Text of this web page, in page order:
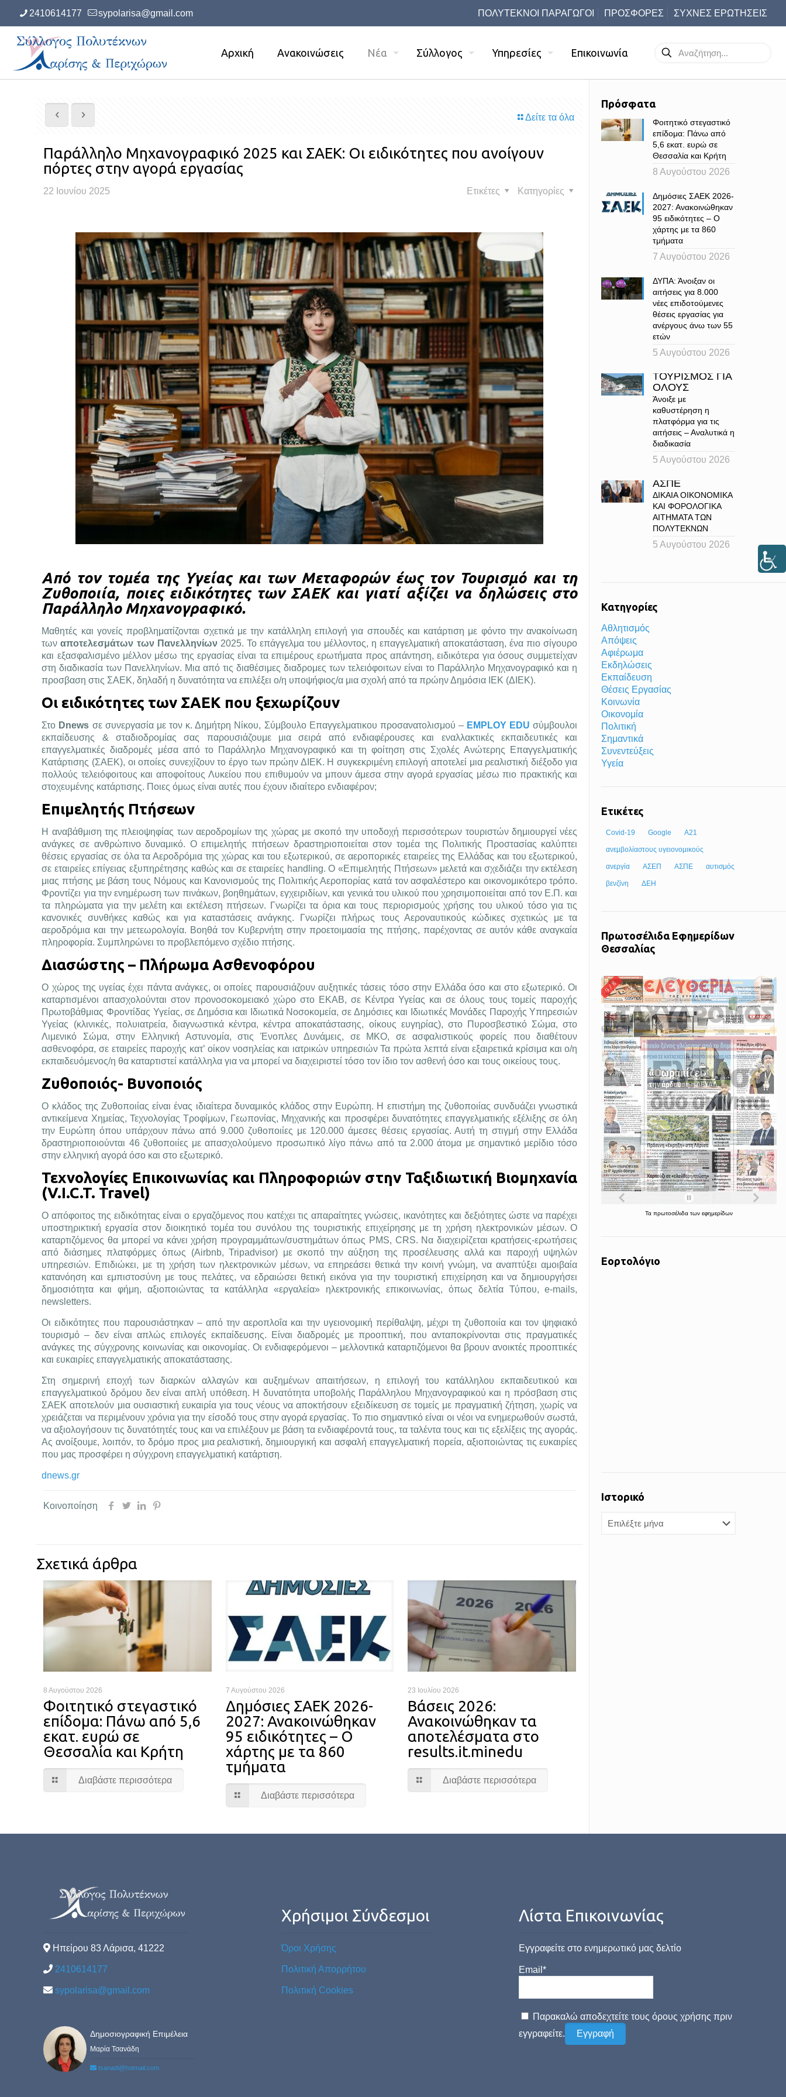
2410614177 sypolarisa@gmail.com ΠΟΛΥΤΕΚΝΟΙ ΠΑΡΑΓΩΓΟΙ ΠΡΟΣΦΟΡΕΣ ΣΥΧΝΕΣ ΕΡΩΤΗΣΕΙΣ
Αρχική Ανακοινώσεις Νέα Σύλλογος Υπηρεσίες Επικοινωνία
Δείτε τα όλα
Παράλληλο Μηχανογραφικό 2025 και ΣΑΕΚ: Οι ειδικότητες που ανοίγουν
πόρτες στην αγορά εργασίας
22 Ιουνίου 2025 Κατηγορίες
Ετικέτες
Από τον τομέα της Υγείας και των Μεταφορών έως τον Τουρισμό και τη
Ζυθοποιία, ποιες ειδικότητες των ΣΑΕΚ και γιατί αξίζει να δηλώσεις στο
Παράλληλο Μηχανογραφικό.
Μαθητές και γονείς προβληματίζονται σχετικά με την κατάλληλη επιλογή για σπουδές και κατάρτιση με φόντο την ανακοίνωση
τωναποτελεσμάτων των Πανελληνίων 2025. Το επάγγελμα του μέλλοντος, η επαγγελματική αποκατάσταση, ένα πιο σίγουρο
και εξασφαλισμένο μέλλον μέσω της εργασίας είναι τα επιμέρους ερωτήματα προς απάντηση, ειδικότερα για όσους συμμετείχαν
στη διαδικασία των Πανελληνίων. Μια από τις διαθέσιμες διαδρομες των τελειόφοιτων είναι το Παράλληλο Μηχανογραφικό και η
προσβαση στις ΣΑΕΚ, δηλαδή η δυνατότητα να επιλέξει ο/η υποψήφιος/α μια σχολή από τα πρώην Δημόσια ΙΕΚ (ΔΙΕΚ).
Οι ειδικότητες των ΣΑΕΚ που ξεχωρίζουν
Στο Dnews σε συνεργασία με τον κ. Δημήτρη Νίκου, Σύμβουλο Επαγγελματικου προσανατολισμού – EMPLOY EDU σύμβουλοι
εκπαίδευσης & σταδιοδρομίας σας παρουσιάζουμε μια σειρά από ενδιαφέρουσες και εναλλακτικές εκπαιδευτικές και
επαγγελματικές διαδρομές μέσα από το Παράλληλο Μηχανογραφικό και τη φοίτηση στις Σχολές Ανώτερης Επαγγελματικής
Κατάρτισης (ΣΑΕΚ), οι οποίες συνεχίζουν το έργο των πρώην ΔΙΕΚ. Η συγκεκριμένη επιλογή αποτελεί μια ρεαλιστική διέξοδο για
πολλούς τελειόφοιτους και αποφοίτους Λυκείου που επιθυμούν να μπουν άμεσα στην αγορά εργασίας μέσω πιο πρακτικής και
στοχευμένης κατάρτισης. Ποιες όμως είναι αυτές που έχουν ιδιαίτερο ενδιαφέρον;
Επιμελητής Πτήσεων
Η αναβάθμιση της πλειοψηφίας των αεροδρομίων της χώρας με σκοπό την υποδοχή περισσότερων τουριστών δημιουργεί νέες
ανάγκες σε ανθρώπινο δυναμικό. Ο επιμελητής πτήσεων δραστηριοποιείται στον τομέα της Πολιτικής Προστασίας καλύπτει
θέσεις εργασίας σε όλα τα Αεροδρόμια της χώρας και του εξωτερικού, σε αεροπορικές εταιρείες της Ελλάδας και του εξωτερικού,
σε εταιρείες επίγειας εξυπηρέτησης καθώς και σε εταιρείες handling. O «Επιμελητής Πτήσεων» μελετά και σχεδιάζει την εκτέλεση
μιας πτήσης με βάση τους Νόμους και Κανονισμούς της Πολιτικής Αεροπορίας κατά τον ασφαλέστερο και οικονομικότερο τρόπο.
Φροντίζει για την ενημέρωση των πινάκων, βοηθημάτων, εγχειριδίων, και γενικά του υλικού που χρησιμοποιείται από τον Ε.Π. και
τα πληρώματα για την μελέτη και εκτέλεση πτήσεων. Γνωρίζει τα όρια και τους περιορισμούς χρήσης του υλικού τόσο για τις
κανονικές συνθήκες καθώς και για καταστάσεις ανάγκης. Γνωρίζει πλήρως τους Αεροναυτικούς κώδικες σχετικώς με τα
αεροδρόμια και την μετεωρολογία. Βοηθά τον Κυβερνήτη στην προετοιμασία της πτήσης, παρέχοντας σε αυτόν κάθε αναγκαία
πληροφορία. Συμπληρώνει το προβλεπόμενο σχέδιο πτήσης.
Διασώστης – Πλήρωμα Ασθενοφόρου
Ο χώρος της υγείας έχει πάντα ανάγκες, οι οποίες παρουσιάζουν αυξητικές τάσεις τόσο στην Ελλάδα όσο και στο εξωτερικό. Οι
καταρτισμένοι απασχολούνται στον προνοσοκομειακό χώρο στο ΕΚΑΒ, σε Κέντρα Υγείας και σε όλους τους τομείς παροχής
Πρωτοβάθμιας Φροντίδας Υγείας, σε Δημόσια και Ιδιωτικά Νοσοκομεία, σε Δημόσιες και Ιδιωτικές Μονάδες Παροχής Υπηρεσιών
Υγείας (κλινικές, πολυιατρεία, διαγνωστικά κέντρα, κέντρα αποκατάστασης, οίκους ευγηρίας), στο Πυροσβεστικό Σώμα, στο
Λιμενικό Σώμα, στην Ελληνική Αστυνομία, στις Ένοπλες Δυνάμεις, σε ΜΚΟ, σε ασφαλιστικούς φορείς που διαθέτουν
ασθενοφόρα, σε εταιρείες παροχής κατ’ οίκον νοσηλείας και ιατρικών υπηρεσιών Τα πρώτα λεπτά είναι εξαιρετικά κρίσιμα και ο/η
εκπαιδευόμενος/η θα καταρτιστεί κατάλληλα για να μπορεί να διαχειριστεί τόσο τον ίδιο τον ασθενή όσο και τους οικείους τους.
Ζυθοποιός- Βυνοποιός
Ο κλάδος της Ζυθοποιίας είναι ένας ιδιαίτερα δυναμικός κλάδος στην Ευρώπη. Η επιστήμη της ζυθοποιίας συνδυάζει γνωστικά
αντικείμενα Χημείας, Τεχνολογίας Τροφίμων, Γεωπονίας, Μηχανικής και προσφέρει δυνατότητες επαγγελματικής εξέλιξης σε όλη
την Ευρώπη όπου υπάρχουν πάνω από 9.000 ζυθοποιίες με 120.000 άμεσες θέσεις εργασίας. Αυτή τη στιγμή στην Ελλάδα
δραστηριοποιούνται 46 ζυθοποιίες με απασχολούμενο προσωπικό λίγο πάνω από τα 2.000 άτομα με σημαντικό μερίδιο τόσο
στην ελληνική αγορά όσο και στο εξωτερικό.
Τεχνολογίες Επικοινωνίας και Πληροφοριών στην Ταξιδιωτική Βιομηχανία
(V.I.C.T. Travel)
Ο απόφοιτος της ειδικότητας είναι ο εργαζόμενος που κατέχει τις απαραίτητες γνώσεις, ικανότητες και δεξιότητες ώστε να παρέχει
υποστηρικτική εργασία στον διοικητικό τομέα του συνόλου της τουριστικής επιχείρησης με τη χρήση ηλεκτρονικών μέσων. Ο
καταρτιζόμενος θα μπορεί να κάνει χρήση προγραμμάτων/συστημάτων όπως PMS, CRS. Να διαχειρίζεται κρατήσεις-ερωτήσεις
από διάσημες πλατφόρμες όπως (Airbnb, Tripadvisor) με σκοπό την αύξηση της προσέλευσης αλλά και παροχή υψηλών
υπηρεσιών. Επιδιώκει, με τη χρήση των ηλεκτρονικών μέσων, να επηρεάσει θετικά την κοινή γνώμη, να αναπτύξει αμοιβαία
κατανόηση και εμπιστοσύνη με τους πελάτες, να εδραιώσει θετική εικόνα για την τουριστική επιχείρηση και να δημιουργήσει
δημοσιότητα και φήμη, αξιοποιώντας τα κατάλληλα «εργαλεία» ηλεκτρονικής επικοινωνίας, όπως δελτία Τύπου, e-mails,
newsletters.
Οι ειδικότητες που παρουσιάστηκαν – από την αεροπλοΐα και την υγειονομική περίθαλψη, μέχρι τη ζυθοποιία και τον ψηφιακό
τουρισμό – δεν είναι απλώς επιλογές εκπαίδευσης. Είναι διαδρομές με προοπτική, που ανταποκρίνονται στις πραγματικές
ανάγκες της σύγχρονης κοινωνίας και οικονομίας. Οι ενδιαφερόμενοι – μελλοντικά καταρτιζόμενοι θα βρουν ανοικτές προοπτικές
και ευκαιρίες επαγγελματικής αποκατάστασης.
Στη σημερινή εποχή των διαρκών αλλαγών και αυξημένων απαιτήσεων, η επιλογή του κατάλληλου εκπαιδευτικού και
επαγγελματικού δρόμου δεν είναι απλή υπόθεση. Η δυνατότητα υποβολής Παράλληλου Μηχανογραφικού και η πρόσβαση στις
ΣΑΕΚ αποτελούν μια ουσιαστική ευκαιρία για τους νέους να αποκτήσουν εξειδίκευση σε τομείς με πραγματική ζήτηση, χωρίς να
χρειάζεται να περιμένουν χρόνια για την είσοδό τους στην αγορά εργασίας. Το πιο σημαντικό είναι οι νέοι να ενημερωθούν σωστά,
να αξιολογήσουν τις δυνατότητές τους και να επιλέξουν με βάση τα ενδιαφέροντά τους, τα ταλέντα τους και τις εξελίξεις της αγοράς.
Ας ανοίξουμε, λοιπόν, το δρόμο προς μια ρεαλιστική, δημιουργική και ασφαλή επαγγελματική πορεία, αξιοποιώντας τις ευκαιρίες
που μας προσφέρει η σύγχρονη επαγγελματική κατάρτιση.
dnews.gr
Κοινοποίηση
Σχετικά άρθρα
8 Αυγούστου 2026
Φοιτητικό στεγαστικό
επίδομα: Πάνω από 5,6
εκατ. ευρώ σε
Θεσσαλία και Κρήτη
Διαβάστε περισσότερα
7 Αυγούστου 2026
Δημόσιες ΣΑΕΚ 2026-
2027: Ανακοινώθηκαν
95 ειδικότητες – Ο
χάρτης με τα 860
τμήματα
Διαβάστε περισσότερα
23 Ιουλίου 2026
Βάσεις 2026:
Ανακοινώθηκαν τα
αποτελέσματα στο
results.it.minedu
Διαβάστε περισσότερα
Πρόσφατα
Φοιτητικό στεγαστικό
επίδομα: Πάνω από
5,6 εκατ. ευρώ σε
Θεσσαλία και Κρήτη
8 Αυγούστου 2026
Δημόσιες ΣΑΕΚ 2026-
2027: Ανακοινώθηκαν
95 ειδικότητες – Ο
χάρτης με τα 860
τμήματα
7 Αυγούστου 2026
ΔΥΠΑ: Άνοιξαν οι
αιτήσεις για 8.000
νέες επιδοτούμενες
θέσεις εργασίας για
ανέργους άνω των 55
ετών
5 Αυγούστου 2026
ΤΟΥΡΙΣΜΟΣ ΓΙΑ
ΟΛΟΥΣ
Άνοιξε με
καθυστέρηση η
πλατφόρμα για τις
αιτήσεις – Αναλυτικά η
διαδικασία
5 Αυγούστου 2026
ΑΣΠΕ
ΔΙΚΑΙΑ ΟΙΚΟΝΟΜΙΚΑ
ΚΑΙ ΦΟΡΟΛΟΓΙΚΑ
ΑΙΤΗΜΑΤΑ ΤΩΝ
ΠΟΛΥΤΕΚΝΩΝ
5 Αυγούστου 2026
Κατηγορίες
Αθλητισμός
Απόψεις
Αφιέρωμα
Εκδηλώσεις
Εκπαίδευση
Θέσεις Εργασίας
Κοινωνία
Οικονομία
Πολιτική
Σημαντικά
Συνεντεύξεις
Υγεία
Ετικέτες
Covid-19 Google Α21
ανεμβολίαστους υγειονομικούς
ανεργία ΑΣΕΠ ΑΣΠΕ αυτισμός
βενζίνη ΔΕΗ
Πρωτοσέλιδα Εφημερίδων
Θεσσαλίας
Τα πρωτοσέλιδα των εφημερίδων
Εορτολόγιο
Ιστορικό
Ηπείρου 83 Λάρισα, 41222
2410614177
sypolarisa@gmail.com
Δημοσιογραφική Επιμέλεια
Μαρία Τσανάδη
tsanadi@hotmail.com
Χρήσιμοι Σύνδεσμοι
Όροι Χρήσης
Πολιτική Απορρήτου
Πολιτική Cookies
Λίστα Επικοινωνίας
Εγγραφείτε στο ενημερωτικό μας δελτίο
Email*
Παρακαλώ αποδεχτείτε τους όρους χρήσης πριν
εγγραφείτε.